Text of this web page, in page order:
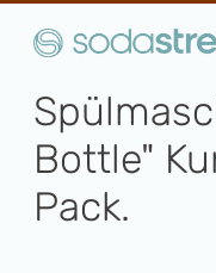
Bottle"
Pack.